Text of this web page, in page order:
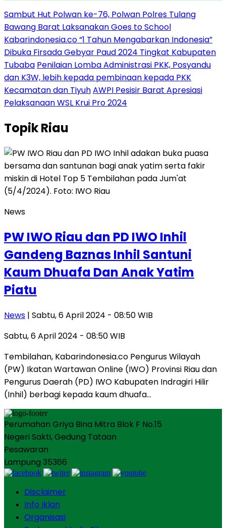
Sambut Hut Polwan ke-76, Polwan Polres Tulang
Bawang Barat Laksanakan Goes to School
Kabarindonesia.co “1 Tahun Mengabarkan Indonesia”
Dibuka Firsada Gebyar Paud 2024 Tingkat Kabupaten
Tubaba Penilaian Lomba Administrasi PKK, Posyandu
dan K3W, lebih kepada pembinaan kepada PKK
Kecamatan dan TiyuhAWPI Pesisir Barat Apresiasi
Pelaksanaan WSL Krui Pro 2024
TopikRiau
News
PW IWO Riau dan PD IWO Inhil
Gandeng Baznas Inhil Santuni
Kaum Dhuafa Dan Anak Yatim
Piatu
News | Sabtu, 6 April 2024 - 08:50 WIB
Sabtu, 6 April 2024 - 08:50 WIB
Tembilahan, Kabarindonesia.co Pengurus Wilayah
(PW) Ikatan Wartawan Online (IWO) Provinsi Riau dan
Pengurus Daerah (PD) IWO Kabupaten Indragiri Hilir
(Inhil) berbagi kepada kaum dhuafa…
Perumahan Griya Bina Mitra Blok F No.15
Negeri Sakti, Gedung Tataan
Pesawaran
Lampung 35366
Disclaimer
Info Iklan
Organisasi